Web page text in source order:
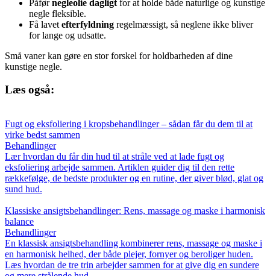
Påførnegleolie dagligt for at holde både naturlige og kunstige
negle fleksible.
Få lavet efterfyldning regelmæssigt, så neglene ikke bliver
for lange og udsatte.
Små vaner kan gøre en stor forskel for holdbarheden af dine
kunstige negle.
Læs også:
Fugt og eksfoliering i kropsbehandlinger – sådan får du dem til at
virke bedst sammen
Behandlinger
Lær hvordan du får din hud til at stråle ved at lade fugt og
eksfoliering arbejde sammen. Artiklen guider dig til den rette
rækkefølge, de bedste produkter og en rutine, der giver blød, glat og
sund hud.
Klassiske ansigtsbehandlinger: Rens, massage og maske i harmonisk
balance
Behandlinger
En klassisk ansigtsbehandling kombinerer rens, massage og maske i
en harmonisk helhed, der både plejer, fornyer og beroliger huden.
Læs hvordan de tre trin arbejder sammen for at give dig en sundere